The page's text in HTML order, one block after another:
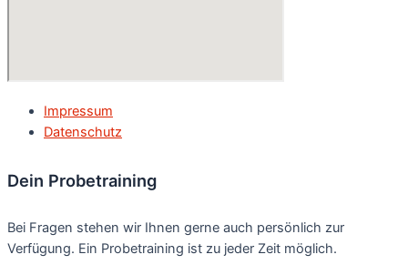
Impressum
Datenschutz
Dein Probetraining
Bei Fragen stehen wir Ihnen gerne auch persönlich zur
Verfügung. Ein Probetraining ist zu jeder Zeit möglich.